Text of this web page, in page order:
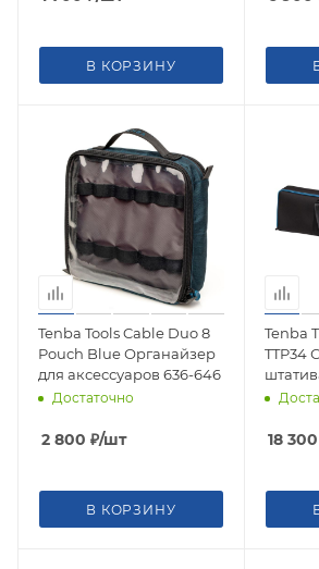
В КОРЗИНУ
Tenba Tools Cable Duo 8
Pouch Blue Органайзер
для аксессуаров 636-646
Достаточно
2 800 ₽/шт
В КОРЗИНУ
Tenba
TTP34
18 300